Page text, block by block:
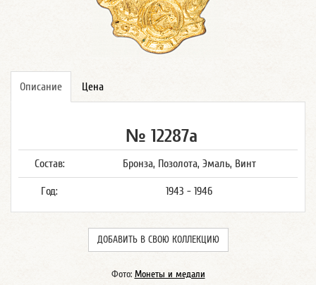
Описание Цена
№ 12287а
Состав: Бронза, Позолота, Эмаль, Винт
Год: 1943 - 1946
ДОБАВИТЬ В СВОЮ КОЛЛЕКЦИЮ
Фото: Монеты и медали